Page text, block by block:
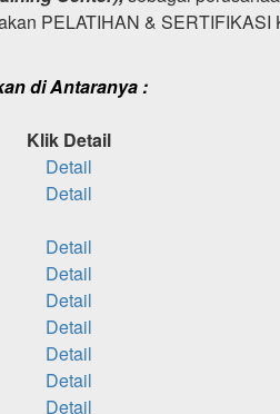
PELATIHAN & SERTIFIKASI
di Antaranya :
Klik Detail
Detail
Detail
Detail
Detail
Detail
Detail
Detail
Detail
Detail